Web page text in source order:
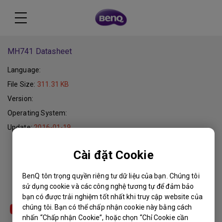
Cài đặt Cookie
BenQ tôn trọng quyền riêng tư dữ liệu của bạn. Chúng tôi
sử dụng cookie và các công nghệ tương tự để đảm bảo
bạn có được trải nghiệm tốt nhất khi truy cập website của
chúng tôi. Bạn có thể chấp nhận cookie này bằng cách
nhấn “Chấp nhận Cookie”, hoặc chọn “Chỉ Cookie cần
MH741 Datasheet
Language:
File Size: 311.31 KB
Version:
Operating System:
Update:2016-01-19
Download